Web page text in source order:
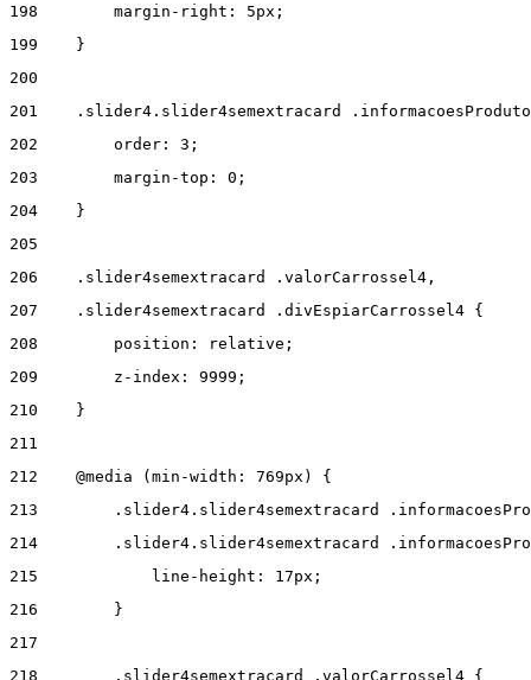
198
        margin-right: 5px;
199
    }
200
201
.slider4.slider4semextracard
202
        order: 3;
203
        margin-top: 0;
204
    }
205
206
    .slider4semextracard .valorCarrossel4,
207
    .slider4semextracard .divEspiarCarrossel4 {
208
        position: relative;
209
        z-index: 9999;
210
    }
211
212
    @media (min-width: 769px) {
213
.slider4.slider4semextracard
214
.slider4.slider4semextracard
215
            line-height: 17px;
216
        }
217
218
        .slider4semextracard .valorCarrossel4 {